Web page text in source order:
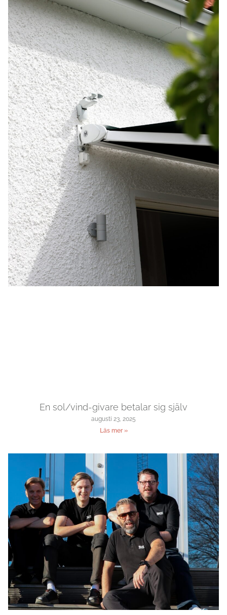
En sol/vind-givare betalar sig själv
augusti 23, 2025
Läs mer »